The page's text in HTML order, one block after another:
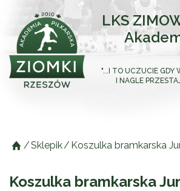
LKS
"...I TO UCZUCIE GDY
I NAGLE
/Sklepik/ Koszulka bramkarska
Koszulka bramkarska